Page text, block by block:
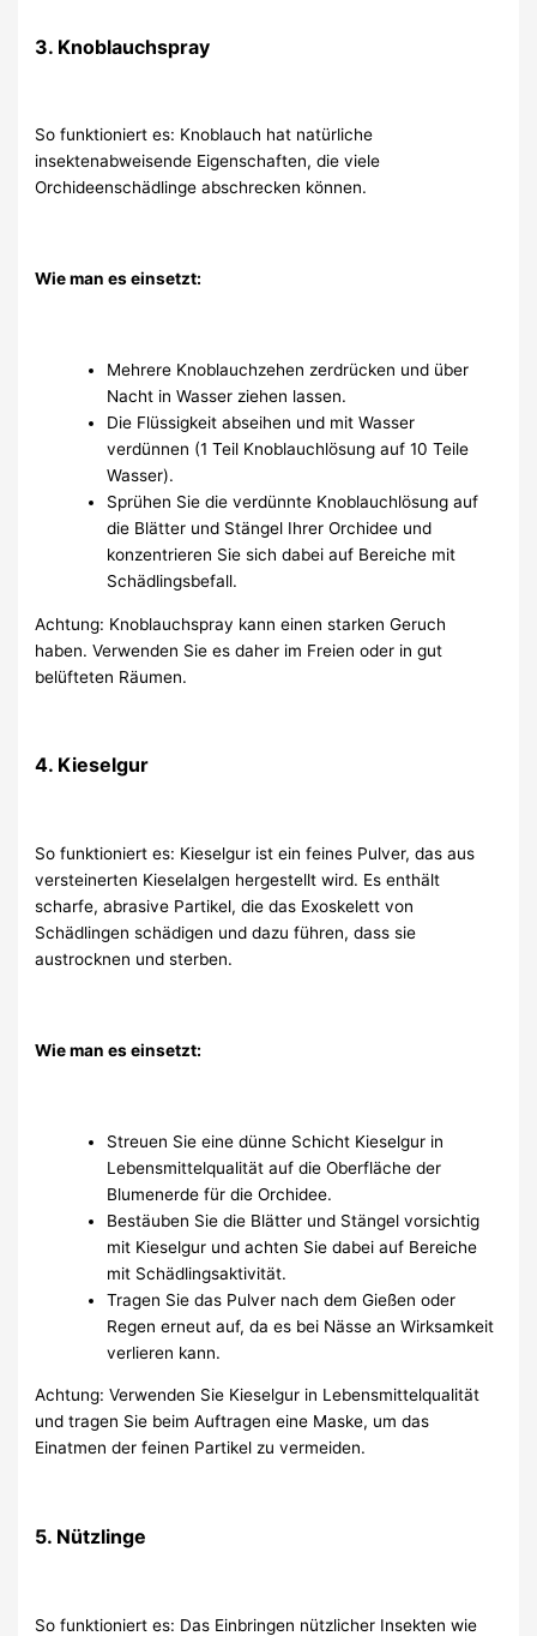
3. Knoblauchspray
So funktioniert es: Knoblauch hat natürliche
insektenabweisende Eigenschaften, die viele
Orchideenschädlinge abschrecken können.
Wie man es einsetzt:
Mehrere Knoblauchzehen zerdrücken und über
Nacht in Wasser ziehen lassen.
Die Flüssigkeit abseihen und mit Wasser
verdünnen (1 Teil Knoblauchlösung auf 10 Teile
Wasser).
Sprühen Sie die verdünnte Knoblauchlösung auf
die Blätter und Stängel Ihrer Orchidee und
konzentrieren Sie sich dabei auf Bereiche mit
Schädlingsbefall.
Achtung: Knoblauchspray kann einen starken Geruch
haben. Verwenden Sie es daher im Freien oder in gut
belüfteten Räumen.
4. Kieselgur
So funktioniert es: Kieselgur ist ein feines Pulver, das aus
versteinerten Kieselalgen hergestellt wird. Es enthält
scharfe, abrasive Partikel, die das Exoskelett von
Schädlingen schädigen und dazu führen, dass sie
austrocknen und sterben.
Wie man es einsetzt:
Streuen Sie eine dünne Schicht Kieselgur in
Lebensmittelqualität auf die Oberfläche der
Blumenerde für die Orchidee.
Bestäuben Sie die Blätter und Stängel vorsichtig
mit Kieselgur und achten Sie dabei auf Bereiche
mit Schädlingsaktivität.
Tragen Sie das Pulver nach dem Gießen oder
Regen erneut auf, da es bei Nässe an Wirksamkeit
verlieren kann.
Achtung: Verwenden Sie Kieselgur in Lebensmittelqualität
und tragen Sie beim Auftragen eine Maske, um das
Einatmen der feinen Partikel zu vermeiden.
5. Nützlinge
So funktioniert es: Das Einbringen nützlicher Insekten wie